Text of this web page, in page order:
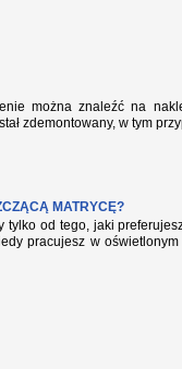
można znaleźć na
zdemontowany, w tym
MATRYCĘ?
od tego, jaki
pracujesz w